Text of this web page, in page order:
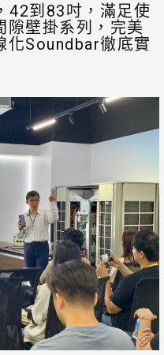
42到83吋，滿足使
隙壁掛系列，完美
化Soundbar徹底實